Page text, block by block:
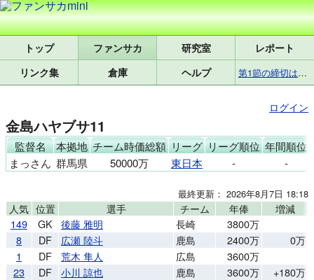
トップ 研究室
レポート
リンク集
倉庫 ヘルプ 第1節の締切は8月7日(金)17:25です
ログイン
金島ハヤブサ11
監督名 本拠地 チーム時価総額 リーグ リーグ順位 年間順位
まっさん 群馬県 50000万 東日本 - -
最終更新： 2026年8月7日 18:18
人気 位置 選手 チーム 年俸 増減
149
GK 後藤 雅明 長崎
3800万
8
DF 広瀬 陸斗 鹿島 2400万
0万
1
DF 荒木 隼人 広島
3600万
23
DF 小川 諒也 鹿島 3600万
+180万